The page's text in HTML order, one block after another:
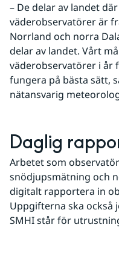
– De delar av landet
väderobservatörer är
Norrland och norra
delar av landet. Vårt
väderobservatörer i år
fungera på bästa sätt,
nätansvarig
Daglig
Arbetet som
snödjupsmätning och
digitalt rapportera in
Uppgifterna ska också
SMHI står för